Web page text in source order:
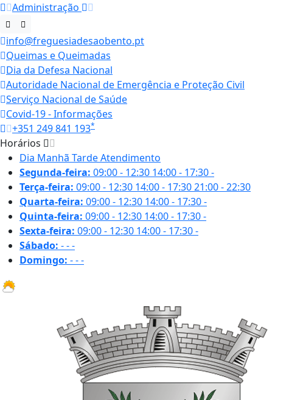
Administração
info@freguesiadesaobento.pt
Queimas e Queimadas
Dia da Defesa Nacional
Autoridade Nacional de Emergência e Proteção Civil
Serviço Nacional de Saúde
Covid-19 - Informações
+351 249 841 193*
Horários
Dia Manhã TardeAtendimento
Segunda-feira: 09:00 - 12:30 14:00 - 17:30-
Terça-feira: 09:00 - 12:30 14:00 - 17:3021:00 - 22:30
Quarta-feira: 09:00 - 12:30 14:00 - 17:30-
Quinta-feira: 09:00 - 12:30 14:00 - 17:30-
Sexta-feira: 09:00 - 12:30 14:00 - 17:30-
Sábado: ---
Domingo: ---